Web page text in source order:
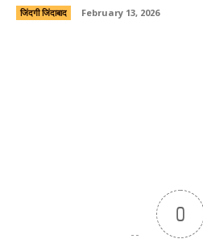
जिंदगी जिंदाबाद February 13, 2026
0